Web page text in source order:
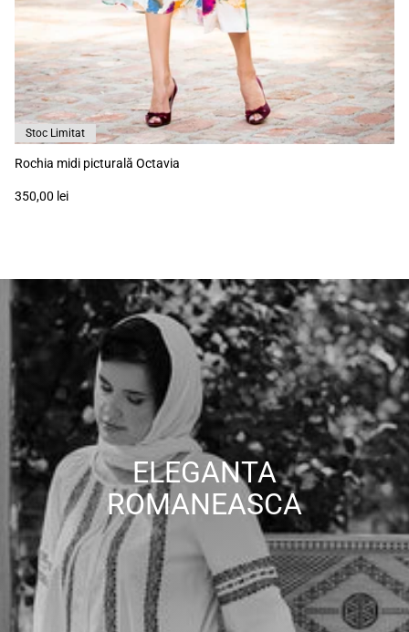
Stoc Limitat
Rochia midi picturală Octavia
350,00 lei
ELEGANTA
ROMANEASCA